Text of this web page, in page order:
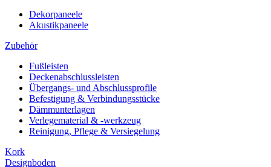
Dekorpaneele
Akustikpaneele
Zubehör
Fußleisten
Deckenabschlussleisten
Übergangs- und Abschlussprofile
Befestigung & Verbindungsstücke
Dämmunterlagen
Verlegematerial & -werkzeug
Reinigung, Pflege & Versiegelung
Kork
Designboden